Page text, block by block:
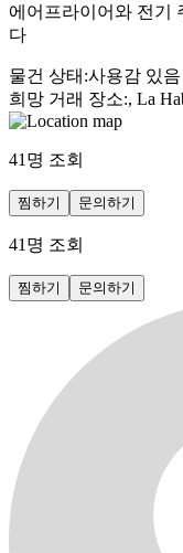
에어프라이어와 전기
다
물건 상태 :사용감 있음
희망 거래 장소:, La
41 명 조회
찜하기 문의하기
41 명 조회
찜하기 문의하기